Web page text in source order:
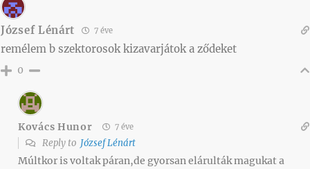
József Lénárt 7 éve
remélem b szektorosok kizavarjátok a ződeket
0
Kovács Hunor 7 éve
Reply to József Lénárt
Múltkor is voltak páran,de gyorsan elárulták magukat a